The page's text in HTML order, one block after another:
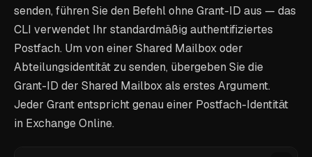
senden, führen Sie den Befehl ohne Grant-ID aus — das
CLI verwendet Ihr standardmäßig authentifiziertes
Postfach. Um von einer Shared Mailbox oder
Abteilungsidentität zu senden, übergeben Sie die
Grant-ID der Shared Mailbox als erstes Argument.
Jeder Grant entspricht genau einer Postfach-Identität
in Exchange Online.